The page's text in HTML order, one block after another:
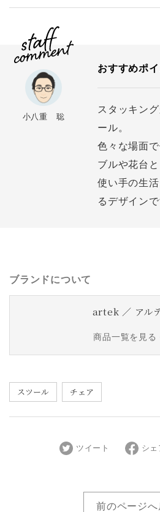
小八重 聡
おすすめポイ
スタッキン
ール。
色々な場面
ブルや花台
使い手の生
るデザインで
ブランドについて
artek ／ アル
商品一覧を見る
スツール チェア
ツイート シェ
前のページへ